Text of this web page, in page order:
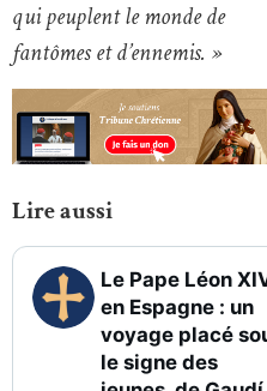
qui peuplent le monde de
fantômes et d’ennemis. »
Lire aussi